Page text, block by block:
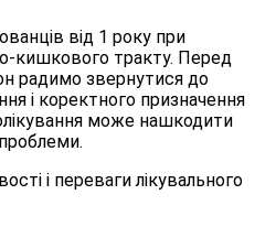
від 1 року при
кишкового тракту. Перед
радимо звернутися до
і коректного призначення
може нашкодити
і переваги лікувального